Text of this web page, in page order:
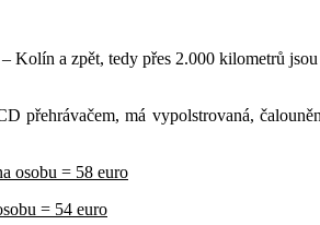
a zpět, tedy přes 2.000 kilometrů
přehrávačem, má vypolstrovaná,
osobu = 58 euro
= 54 euro